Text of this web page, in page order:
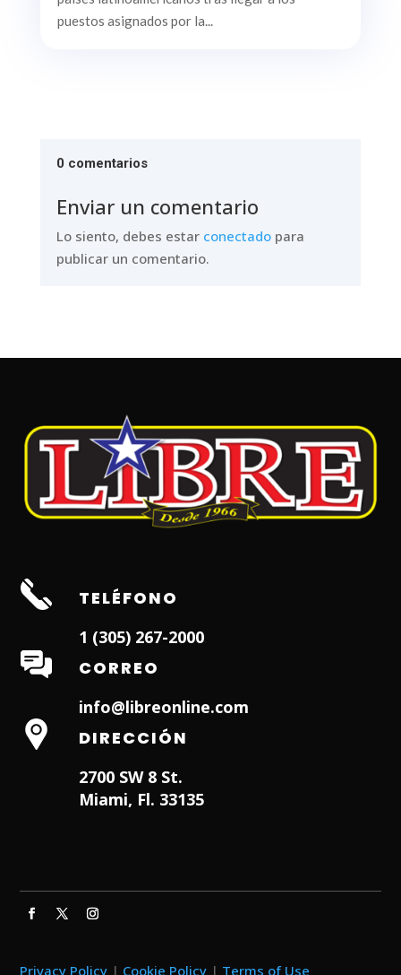
puestos asignados por la...
0 comentarios
Enviar un comentario
Lo siento, debes estar conectadopara
publicar un comentario.
TELÉFONO
1 (305) 267-2000
CORREO
info@libreonline.com
DIRECCIÓN
2700 SW 8 St.
Miami, Fl. 33135
Privacy Policy | Cookie Policy | Terms of Use